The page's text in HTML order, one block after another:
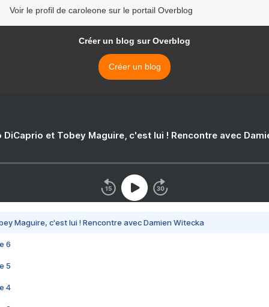
Voir le profil de caroleone sur le portail Overblog
Créer un blog sur Overblog
Créer un blog
DiCaprio et Tobey Maguire, c'est lui ! Rencontre avec
Maguire, c'est lui ! Rencontre avec Damien Witecka
6
5
4